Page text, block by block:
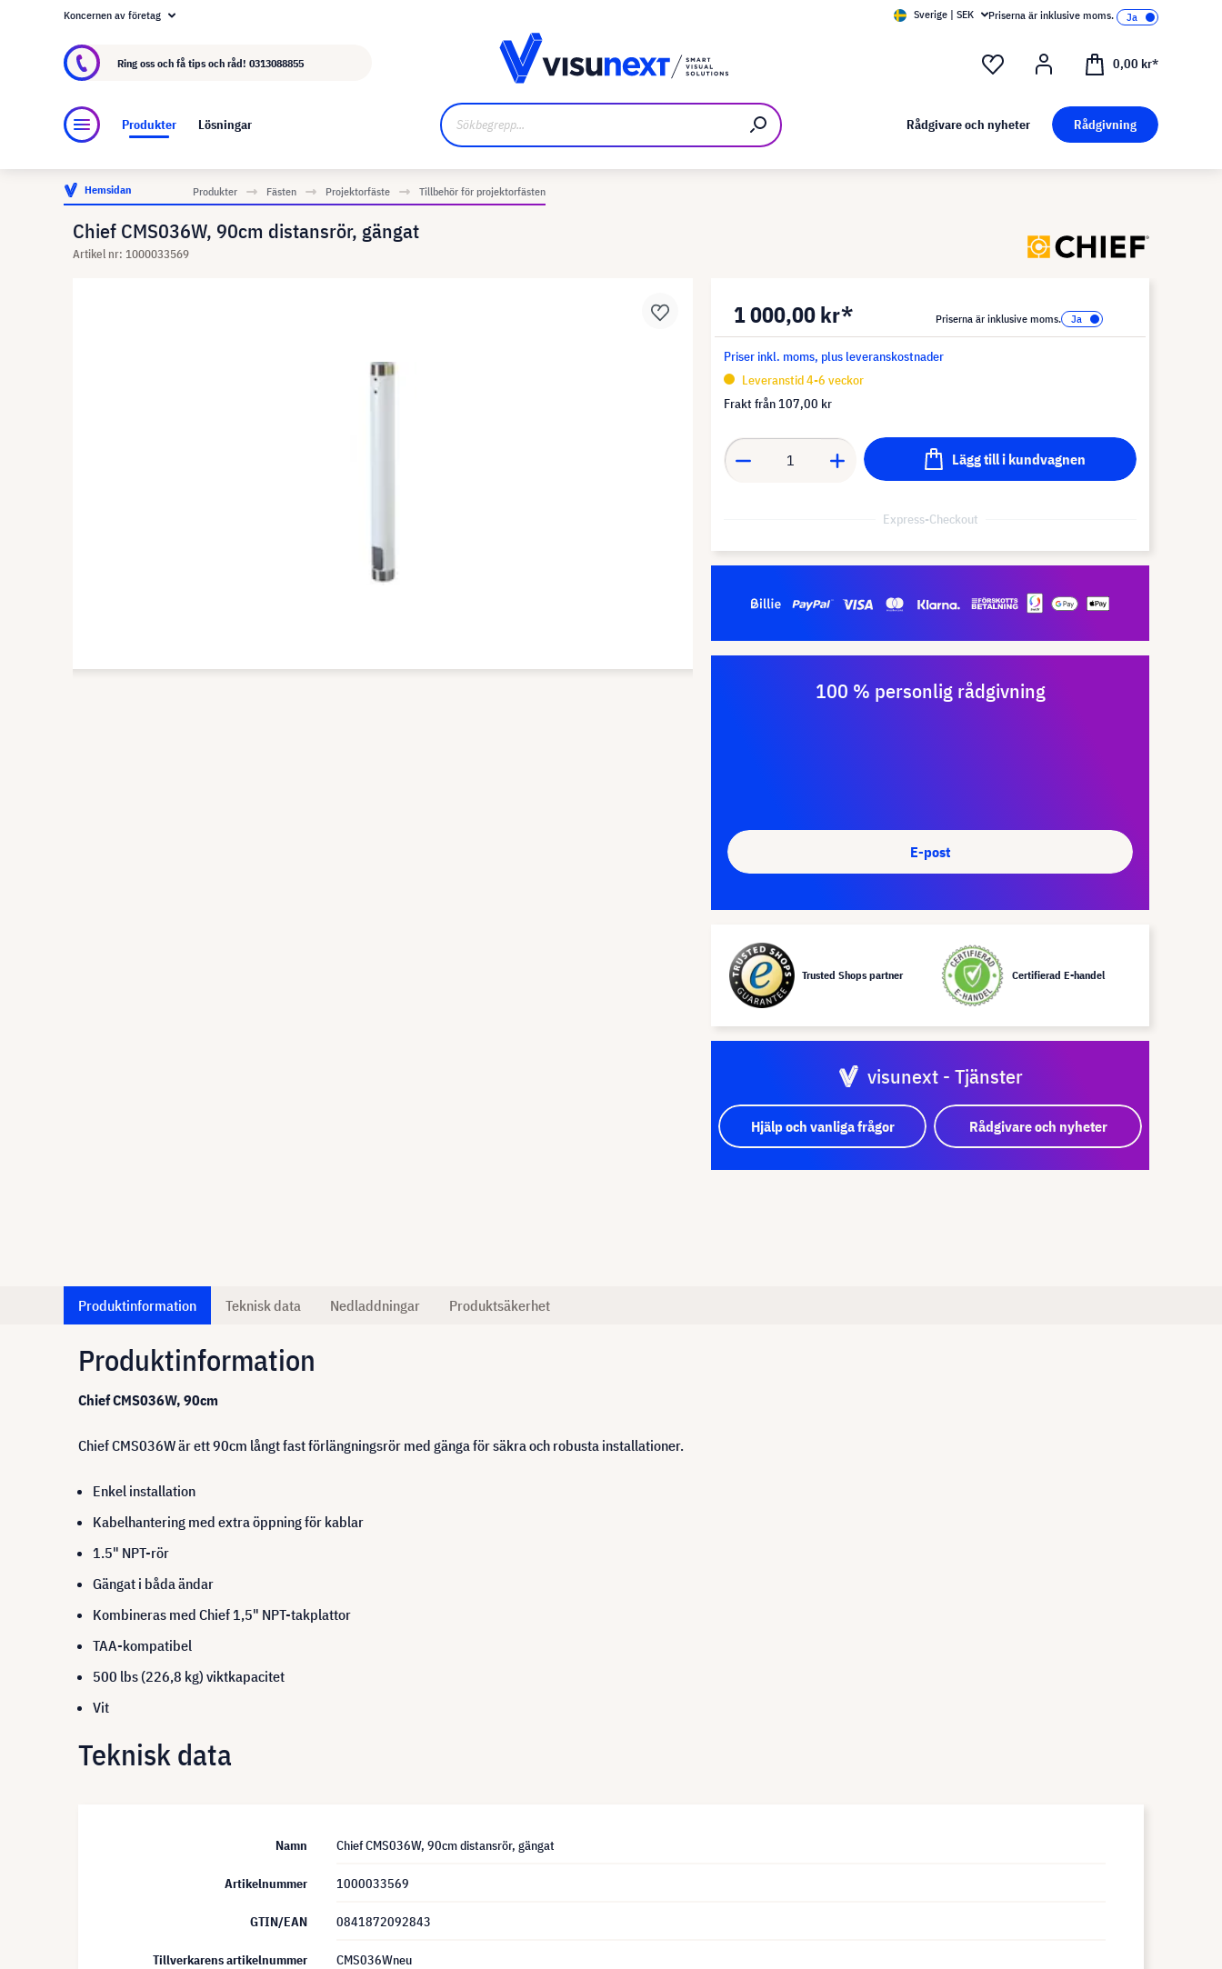
Om visunext.se
Koncernen av företag Sverige | SEK Priserna är inklusive moms.
Ring oss och få tips och råd! 0313088855 0,00 kr*
Produkter Lösningar Rådgivare och nyheter Rådgivning
Hemsidan Produkter Fästen Projektorfäste Tillbehör för projektorfästen
Chief CMS036W, 90cm distansrör, gängat
Artikel nr: 1000033569
1 000,00 kr* Priserna är inklusive moms.
Priser inkl. moms, plus leveranskostnader
Leveranstid 4-6 veckor
Frakt från 107,00 kr
Lägg till i kundvagnen
Express-Checkout
100 % personlig rådgivning
E-post
Trusted Shops partner Certifierad E-handel
visunext - Tjänster
Hjälp och vanliga frågor Rådgivare och nyheter
Produktinformation Teknisk data Nedladdningar Produktsäkerhet
Produktinformation
Chief CMS036W, 90cm
Chief CMS036W är ett 90cm långt fast förlängningsrör med gänga för säkra och robusta installationer.
Enkel installation
Kabelhantering med extra öppning för kablar
1.5" NPT-rör
Gängat i båda ändar
Kombineras med Chief 1,5" NPT-takplattor
TAA-kompatibel
500 lbs (226,8 kg) viktkapacitet
Vit
Teknisk data
Namn Chief CMS036W, 90cm distansrör, gängat
Artikelnummer 1000033569
GTIN/EAN 0841872092843
Tillverkarens artikelnummer CMS036Wneu